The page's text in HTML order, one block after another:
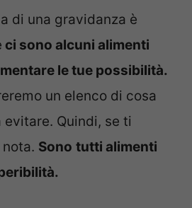
di una gravidanza è
ci sono alcuni alimenti
le tue possibilità.
un elenco di cosa
Quindi, se ti
Sono tutti alimenti